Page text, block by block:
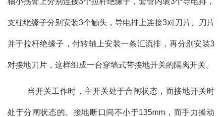
支柱绝缘子分别安装3个触头，导电排上连接3对刀片、刀片
并于拉杆绝缘子，付转轴上安装一条汇流排，再分别安装3
对接地刀片，这样组成一台穿墙式带接地开关的隔离开关。
当开关工作时，主开关处于合闸状态，而接地开关时
处于分闸状态的。接地断口间不小于135mm，而手力操动